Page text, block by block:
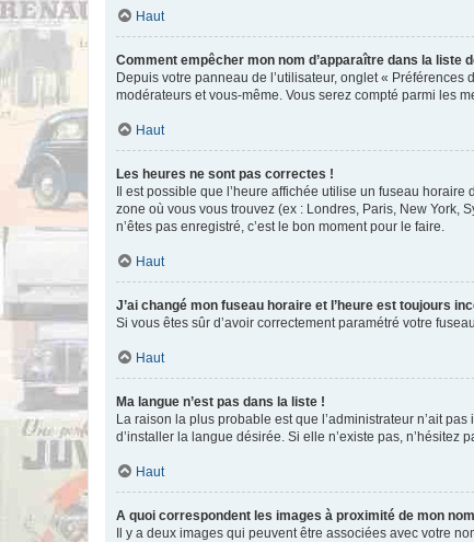
Haut
Comment empêcher mon nom d’apparaître dans la liste
Depuis votre panneau de l’utilisateur, onglet « Préférences
modérateurs et vous-même. Vous serez compté parmi les
Haut
Les heures ne sont pas correctes !
Il est possible que l’heure affichée utilise un fuseau
zone où vous vous trouvez (ex : Londres, Paris, New York,
n’êtes pas enregistré, c’est le bon moment pour le faire.
Haut
J’ai changé mon fuseau horaire et l’heure est toujours
Si vous êtes sûr d’avoir correctement paramétré votre
Haut
Ma langue n’est pas dans la liste !
La raison la plus probable est que l’administrateur n’ait
d’installer la langue désirée. Si elle n’existe pas, n’hésitez
Haut
A quoi correspondent les images à proximité de mon
Il y a deux images qui peuvent être associées avec votre